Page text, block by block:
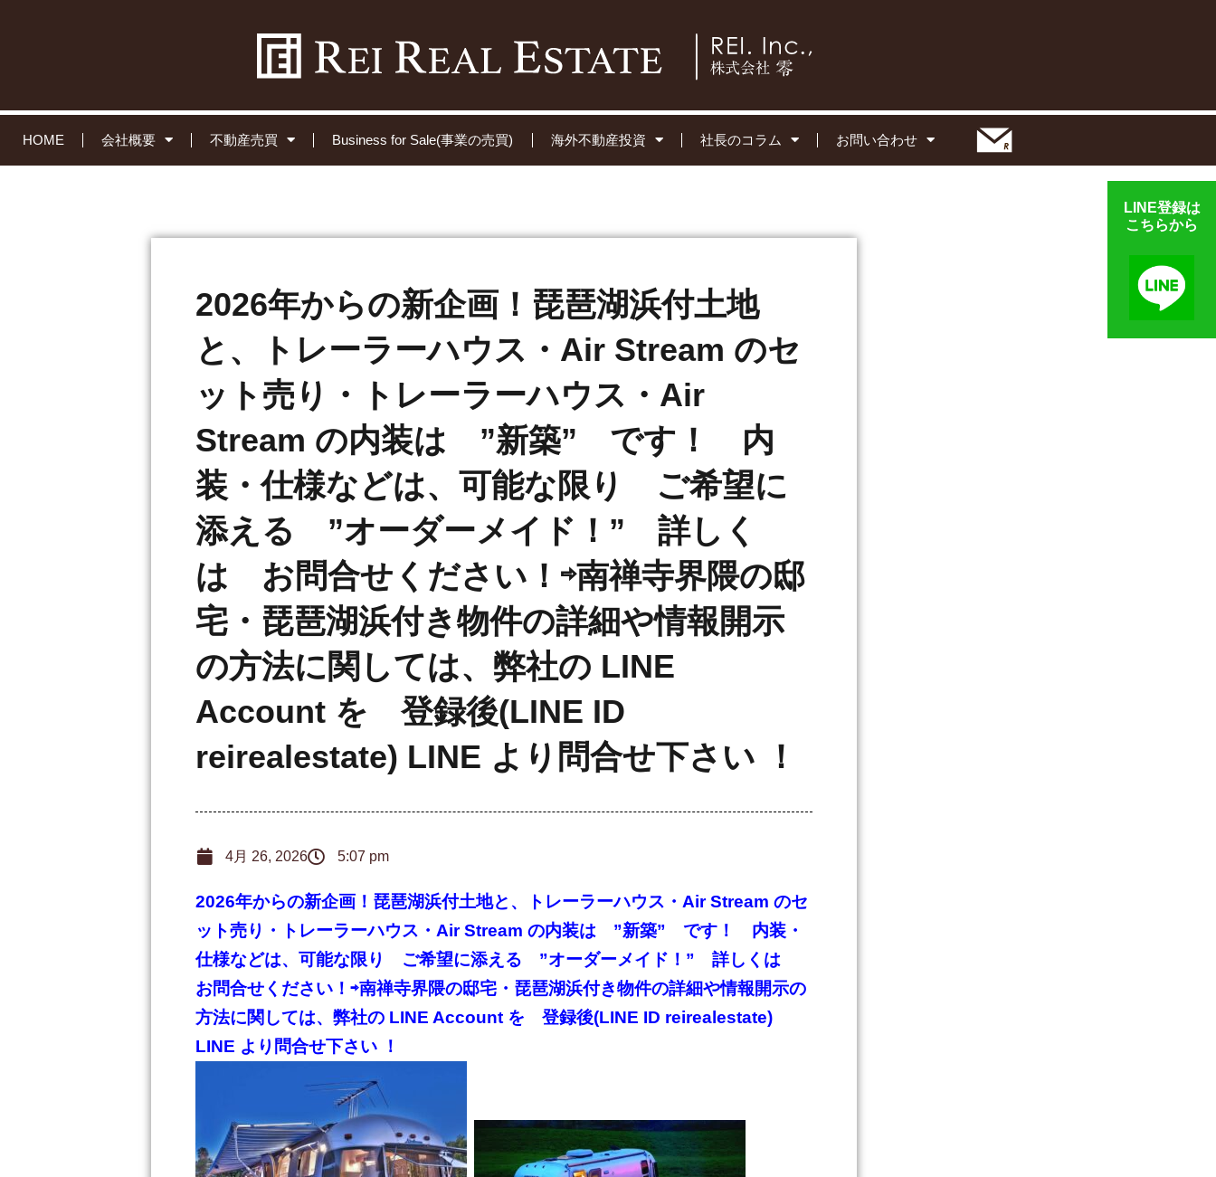
HOME 会社概要 不動産売買 Business for Sale(事業の売買) 海外不動産投資 社長のコラム お問い合わせ
LINE登録は
こちらから
2026年からの新企画！琵琶湖浜付土地
と、トレーラーハウス・Air Stream のセ
ット売り・トレーラーハウス・Air
Stream の内装は ”新築” です！ 内
装・仕様などは、可能な限り ご希望に
添える ”オーダーメイド！” 詳しく
は お問合せください！⇨南禅寺界隈の邸
宅・琵琶湖浜付き物件の詳細や情報開示
の方法に関しては、弊社の LINE
Account を 登録後(LINE ID
reirealestate) LINE より問合せ下さい ！
4月 26, 2026 5:07 pm
2026年からの新企画！琵琶湖浜付土地と、トレーラーハウス・Air Stream のセ
ット売り・トレーラーハウス・Air Stream の内装は ”新築” です！ 内装・
仕様などは、可能な限り ご希望に添える ”オーダーメイド！” 詳しくは
お問合せください！ ⇨南禅寺界隈の邸宅・琵琶湖浜付き物件の詳細や情報開示の
方法に関しては、弊社の LINE Account を 登録後(LINE ID reirealestate)
LINE より問合せ下さい ！